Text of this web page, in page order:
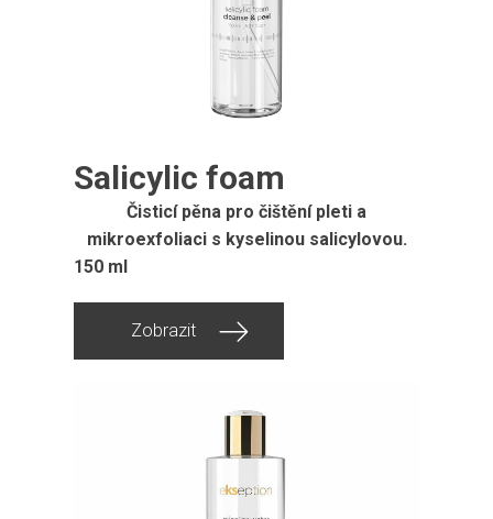
Salicylic foam
Čisticí pěna pro čištění pleti a
mikroexfoliaci s kyselinou salicylovou.
150 ml
Zobrazit